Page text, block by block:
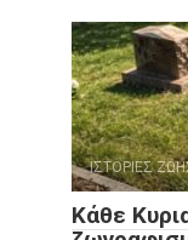
ΙΣΤΟΡΙΕΣ
Κάθε